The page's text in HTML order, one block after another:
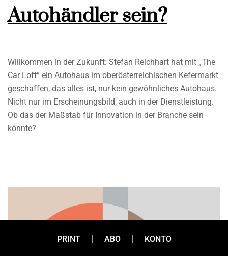
Autohändler sein?
Willkommen in der Zukunft: Stefan Reichhart hat mit „The
Car Loft“ ein Autohaus im oberösterreichischen Kefermarkt
geschaffen, das alles ist, nur kein gewöhnliches Autohaus.
Nicht nur im Erscheinungsbild, auch in der Dienstleistung.
Ob das der Maßstab für Innovation in der Branche sein
könnte?
PRINT ABO KONTO